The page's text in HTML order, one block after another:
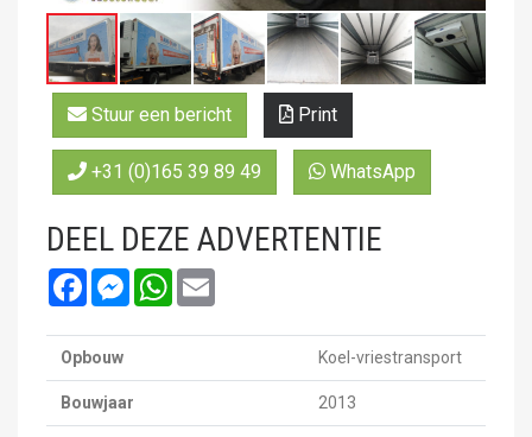
Stuur een bericht Print
+31 (0)165 39 89 49 WhatsApp
DEEL DEZE ADVERTENTIE
FacebookMessengerWhatsApp
Opbouw Koel-vriestransport
Bouwjaar 2013